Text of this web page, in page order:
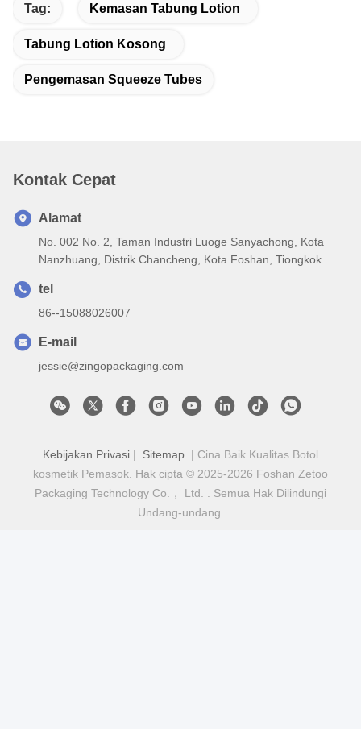
Tag: Kemasan Tabung Lotion
Tabung Lotion Kosong
Pengemasan Squeeze Tubes
Kontak Cepat
Alamat
No. 002 No. 2, Taman Industri Luoge Sanyachong, Kota
Nanzhuang, Distrik Chancheng, Kota Foshan, Tiongkok.
tel
86--15088026007
E-mail
jessie@zingopackaging.com
Kebijakan Privasi | Sitemap | Cina Baik Kualitas Botol
kosmetik Pemasok. Hak cipta © 2025-2026 Foshan Zetoo
Packaging Technology Co.， Ltd. . Semua Hak Dilindungi
Undang-undang.